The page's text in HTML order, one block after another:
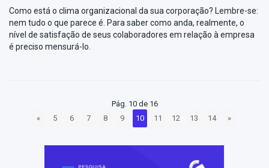
Como está o clima organizacional da sua corporação? Lembre-se:
nem tudo o que parece é. Para saber como anda, realmente, o
nível de satisfação de seus colaboradores em relação à empresa
é preciso mensurá-lo.
Pág. 10 de 16
«
5 6 7 8 9 10 11 12 13 14 »